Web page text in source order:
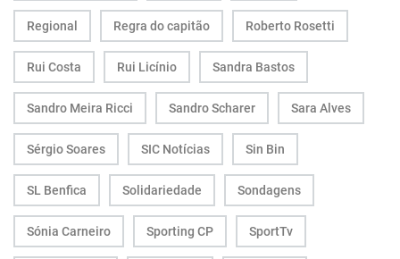
Regional Regra do capitão Roberto Rosetti
Rui Costa Rui Licínio Sandra Bastos
Sandro Meira Ricci Sandro Scharer Sara Alves
Sérgio Soares SIC Notícias Sin Bin
SL Benfica Solidariedade Sondagens
Sónia Carneiro Sporting CP SportTv